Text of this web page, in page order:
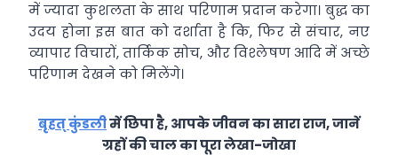
में ज्यादा कुशलता के साथ परिणाम प्रदान करेगा। बुद्ध का
उदय होना इस बात को दर्शाता है कि, फिर से संचार, नए
व्यापार विचारों, तार्किक सोच, और विश्लेषण आदि में अच्छे
परिणाम देखने को मिलेंगे।
बृहत् कुंडलीमें छिपा है, आपके जीवन का सारा राज, जानें
ग्रहों की चाल का पूरा लेखा-जोखा